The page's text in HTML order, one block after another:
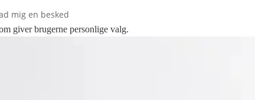
mig en besked
giver brugerne personlige valg.